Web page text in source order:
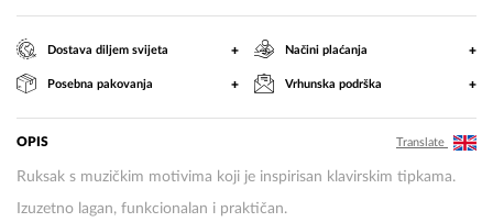
Dostava diljem svijeta + Načini plaćanja +
Posebna pakovanja + Vrhunska podrška +
OPIS Translate
Ruksak s muzičkim motivima koji je inspirisan klavirskim tipkama.
Izuzetno lagan, funkcionalan i praktičan.